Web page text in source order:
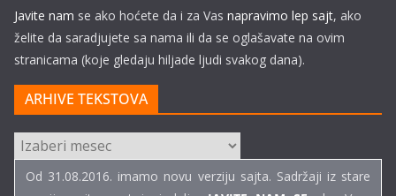
Javite nam se ako hoćete da i za Vas napravimo lep sajt, ako
želite da saradjujete sa nama ili da se oglašavate na ovim
stranicama (koje gledaju hiljade ljudi svakog dana).
ARHIVE TEKSTOVA
ARHIVE
TEKSTOVA
Od 31.08.2016. imamo novu verziju sajta. Sadržaji iz stare